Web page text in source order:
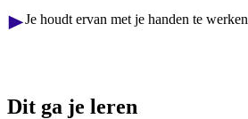
Je houdt ervan met je handen te werken
Dit ga je leren